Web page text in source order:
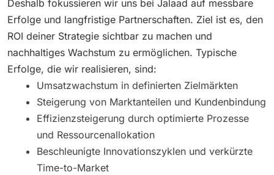
Deshalb fokussieren wir uns bei Jalaad auf messbare
Erfolge und langfristige Partnerschaften. Ziel ist es, den
ROI deiner Strategie sichtbar zu machen und
nachhaltiges Wachstum zu ermöglichen. Typische
Erfolge, die wir realisieren, sind:
Umsatzwachstum in definierten Zielmärkten
Steigerung von Marktanteilen und Kundenbindung
Effizienzsteigerung durch optimierte Prozesse
und Ressourcenallokation
Beschleunigte Innovationszyklen und verkürzte
Time-to-Market